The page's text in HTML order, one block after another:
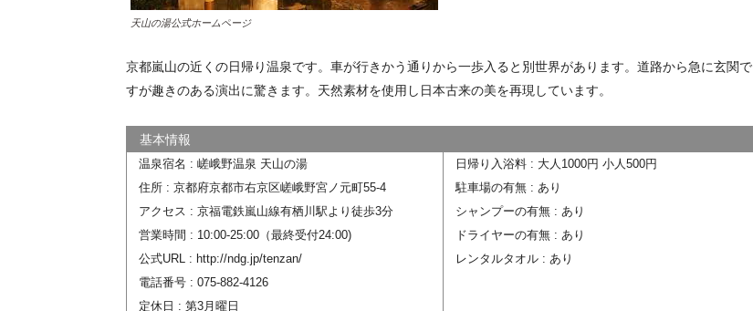
天山の湯公式ホームページ
京都嵐山の近くの日帰り温泉です。車が行きかう通りから一歩入ると別世界があります。道路から急に玄関で
すが趣きのある演出に驚きます。天然素材を使用し日本古来の美を再現しています。
温泉宿名 : 嵯峨野温泉 天山の湯
住所 : 京都府京都市右京区嵯峨野宮ノ元町55-4
アクセス : 京福電鉄嵐山線有栖川駅より徒歩3分
営業時間 : 10:00-25:00（最終受付24:00)
公式URL : http://ndg.jp/tenzan/
電話番号 : 075-882-4126
定休日 : 第3月曜日
日帰り入浴料 : 大人1000円 小人500円
駐車場の有無 : あり
シャンプーの有無 : あり
ドライヤーの有無 : あり
レンタルタオル : あり